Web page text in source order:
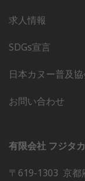
求人情報
SDGs宣言
日本カヌー普及
お問い合わせ
有限会社 フジタ
〒619-1303 京都